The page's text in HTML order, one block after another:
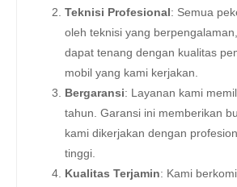
Teknisi Profesional : Semua
oleh teknisi yang
dapat tenang dengan kualitas
mobil yang kami kerjakan.
Bergaransi: Layanan kami
tahun. Garansi ini memberikan
kami dikerjakan dengan
tinggi.
Kualitas Terjamin: Kami